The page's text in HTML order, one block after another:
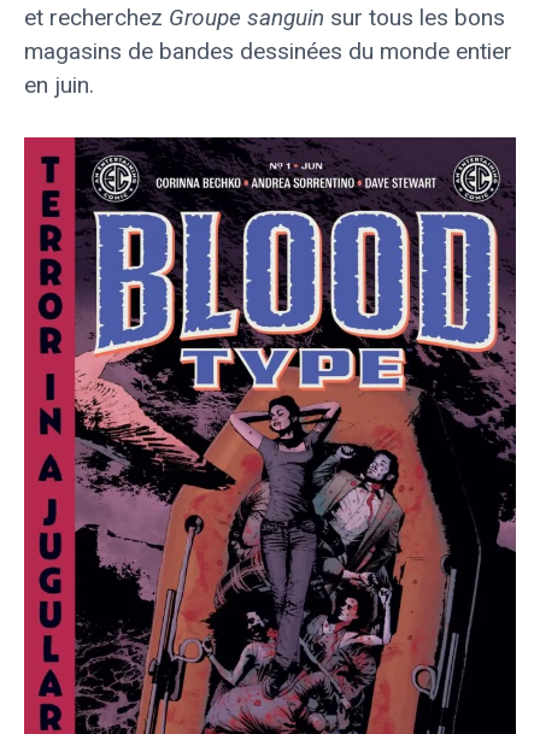
et recherchez Groupe sanguin sur tous les bons
magasins de bandes dessinées du monde entier
en juin.